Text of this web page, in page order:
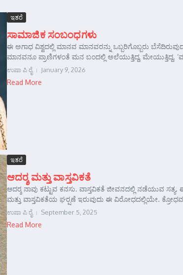
ಇತರೆ
ಸಾಮಾಜಿಕ ಸಂಬಂಧಗಳು
ಈ ಅಗಾಧ ವಿಶ್ವದಲ್ಲಿ ಮಾನವ ಮಾನವರನ್ನು ಒಬ್ಬರಿಗೊಬ್ಬರು
ಮಾನವನೂ ಪ್ರಾಣಿಗಳಂತೆ ಮನ ಬಂದಲ್ಲಿ ಅಲೆಯುತ್ತಿದ್ದ, ಮೇಯುತ್ತಿದ್ದ.
ಉಷಾ ಪಿ ರೈ January 9, 2026
Read More
ಇತರೆ
ಆದರ್‍ಶ ಮತ್ತು ವಾಸ್ತವಿಕತೆ
ಆದರ್‍ಶ ನಾವು ಕಟ್ಟುವ ಕನಸು. ವಾಸ್ತವಿಕತೆ ಜೀವನದಲ್ಲಿ ನಡೆಯುವ
ಮತ್ತು ವಾಸ್ತವಿಕತೆಯ ಘರ್‍ಷಣೆ ಇರುವುದು ಈ ವಿರೋಧದಲ್ಲಿಯೇ.
ಉಷಾ ಪಿ ರೈ September 5, 2025
Read More